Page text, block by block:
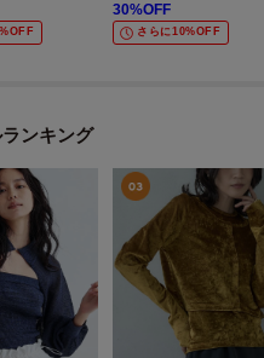
30%OFF
さらに10%OFF
ンキング